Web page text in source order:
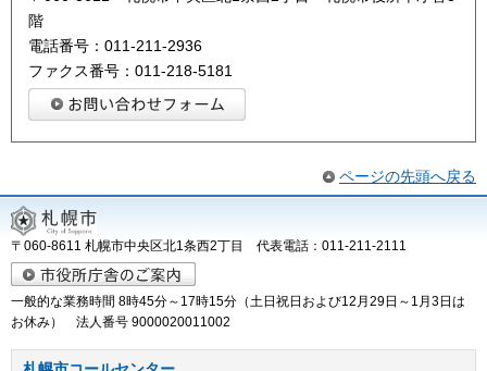
階
電話番号：011-211-2936
ファクス番号：011-218-5181
ページの先頭へ戻る
〒060-8611 札幌市中央区北1条西2丁目 代表電話：011-211-2111
一般的な業務時間 8時45分～17時15分（土日祝日および12月29日～1月3日は
お休み） 法人番号 9000020011002